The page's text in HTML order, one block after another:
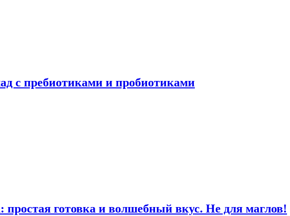
с пребиотиками и пробиотиками
простая готовка и волшебный вкус. Не для маглов!